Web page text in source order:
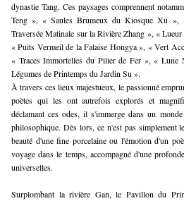
dynastie Tang. Ces paysages comprennent
Teng », « Saules Brumeux du Kiosque Xu »,
Traversée Matinale sur la Rivière Zhang », «
« Puits Vermeil de la Falaise Hongya », « Vert
« Traces Immortelles du Pilier de Fer », « Lune
Légumes de Printemps du Jardin Su ».
À travers ces lieux majestueux, le passionné
poètes qui les ont autrefois explorés et
déclamant ces odes, il s'immerge dans un
philosophique. Dès lors, ce n'est pas simplement
beauté d'une fine porcelaine ou l'émotion d'un
voyage dans le temps, accompagné d'une
universelles.
Surplombant la rivière Gan, le Pavillon du